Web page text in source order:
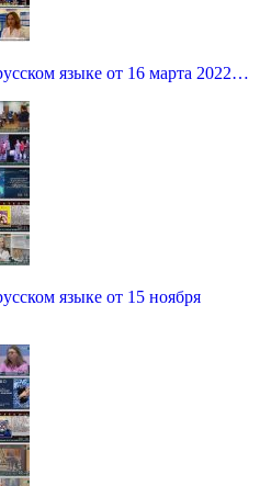
языке от 16 марта 2022…
языке от 15 ноября